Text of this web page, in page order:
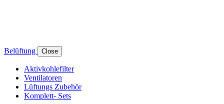
Belüftung Close
Aktivkohlefilter
Ventilatoren
Lüftungs Zubehör
Komplett- Sets